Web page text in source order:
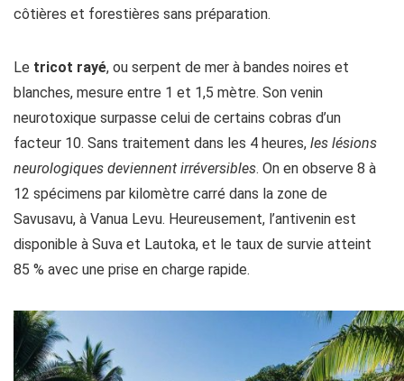
côtières et forestières sans préparation.
Le tricot rayé, ou serpent de mer à bandes noires et
blanches, mesure entre 1 et 1,5 mètre. Son venin
neurotoxique surpasse celui de certains cobras d’un
facteur 10. Sans traitement dans les 4 heures, les lésions
neurologiques deviennent irréversibles. On en observe 8 à
12 spécimens par kilomètre carré dans la zone de
Savusavu, à Vanua Levu. Heureusement, l’antivenin est
disponible à Suva et Lautoka, et le taux de survie atteint
85 % avec une prise en charge rapide.